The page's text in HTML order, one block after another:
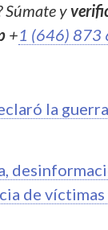
Súmate y
+1 (646) 873
la
de